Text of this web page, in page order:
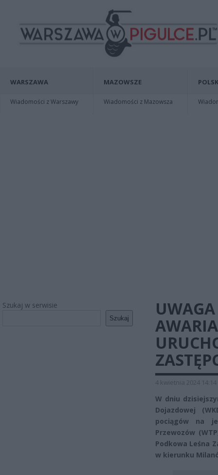
WARSZAWA
Wiadomości z Warszawy
MAZOWSZE
Wiadomości z Mazowsza
Szukaj w serwisie
Szukaj
4 kwietnia 2024 14:14
W dniu
Dojazdowej
pociągów na
Przewozów
Podkowa Leśna
w kierunku